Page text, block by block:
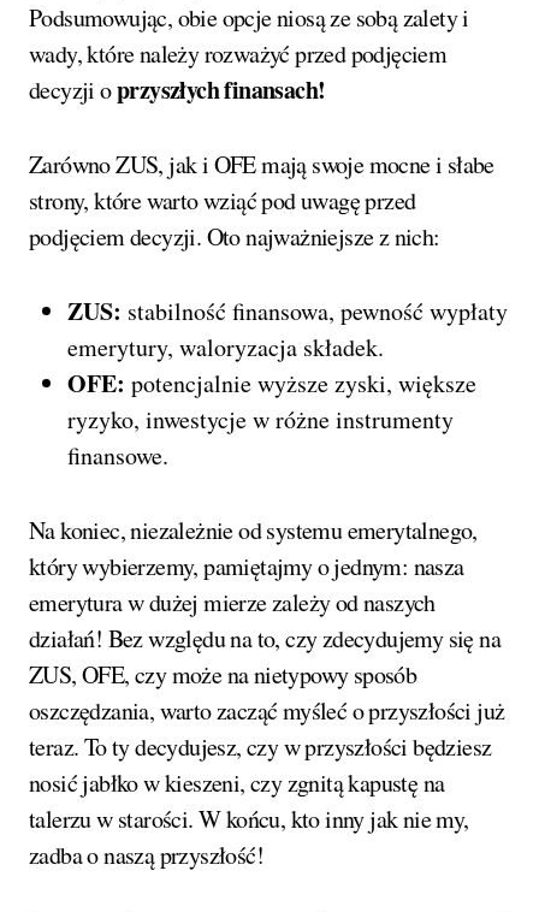
Podsumowując, obie opcje niosą ze sobą zalety i
wady, które należy rozważyć przed podjęciem
decyzji oprzyszłych finansach!
Zarówno ZUS, jak i OFE mają swoje mocne i słabe
strony, które warto wziąć pod uwagę przed
podjęciem decyzji. Oto najważniejsze z nich:
ZUS: stabilność finansowa, pewność wypłaty
emerytury, waloryzacja składek.
OFE: potencjalnie wyższe zyski, większe
ryzyko, inwestycje w różne instrumenty
finansowe.
Na koniec, niezależnie od systemu emerytalnego,
który wybierzemy, pamiętajmy o jednym: nasza
emerytura w dużej mierze zależy od naszych
działań! Bez względu na to, czy zdecydujemy się na
ZUS, OFE, czy może na nietypowy sposób
oszczędzania, warto zacząć myśleć o przyszłości już
teraz. To ty decydujesz, czy w przyszłości będziesz
nosić jabłko w kieszeni, czy zgnitą kapustę na
talerzu w starości. W końcu, kto inny jak nie my,
zadba o naszą przyszłość!